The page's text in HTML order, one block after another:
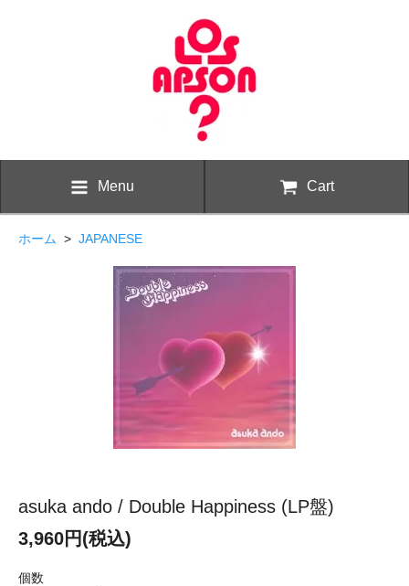
Menu Cart
ホーム > JAPANESE
asuka ando / Double Happiness (LP盤)
3,960円(税込)
個数